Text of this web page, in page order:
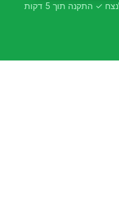
התקנה תוך 5 דקות